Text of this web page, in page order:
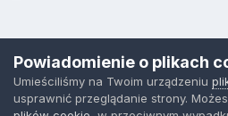
CopyRight by
Powered by Invision
Powiadomienie o plikach
Umieściliśmy na Twoim urządzeniu
usprawnić przeglądanie strony.